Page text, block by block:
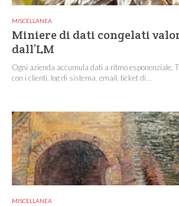
MISCELLANEA
Miniere di dati congelati
dall’LM
Ogni azienda accumula dati a ritmo esponenziale.
con i clienti, log di sistema, email, ticket di...
MISCELLANEA